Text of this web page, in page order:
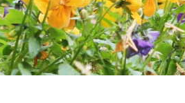
会
福
祉
法